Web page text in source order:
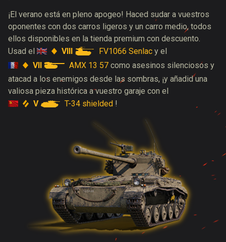
¡El verano está en pleno apogeo! Haced sudar a vuestros
oponentes con dos carros ligeros y un carro medio, todos
ellos disponibles en la tienda premium con descuento.
Usad el
VIII FV1066 Senlac y el
VII
AMX 13 57 como asesinos silenciosos y
atacad a los enemigos desde las sombras, ¡y añadid una
valiosa pieza histórica a vuestro garaje con el
V
T-34 shielded !